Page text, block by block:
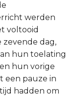
werden
voltooid
zevende dag,
hun toelating
hun vorige
een pauze in
hadden om